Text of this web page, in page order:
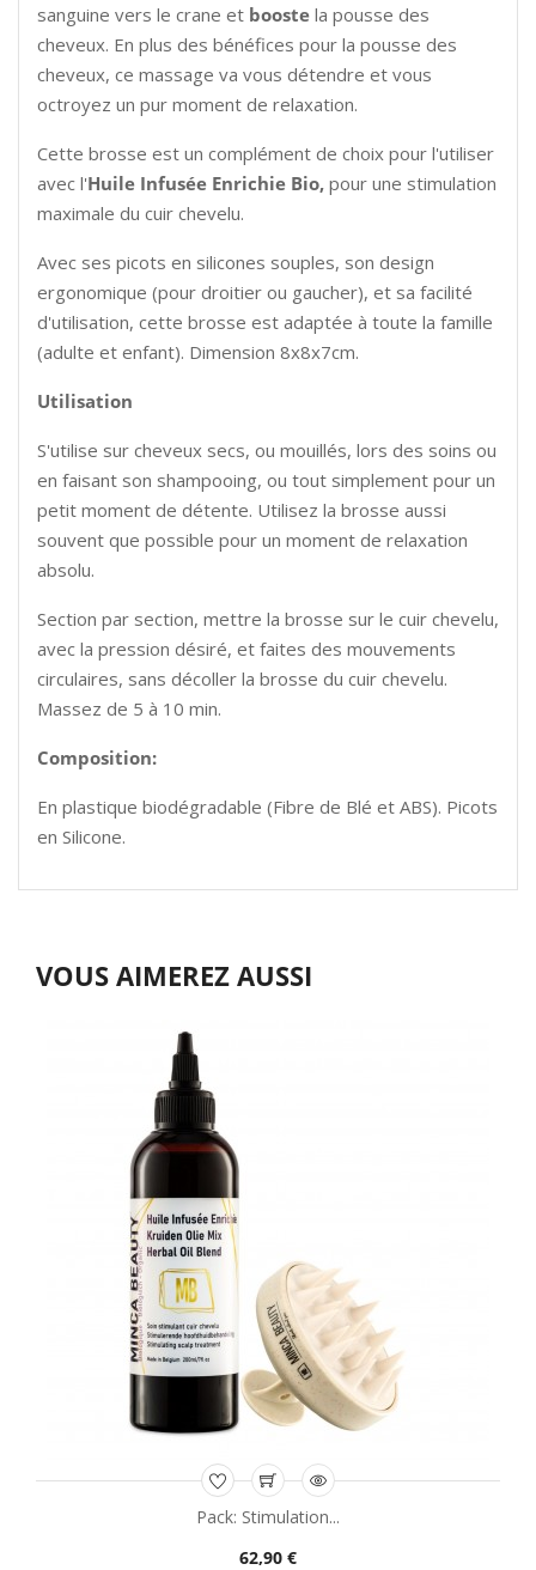
sanguine vers le crane et booste la pousse des
cheveux. En plus des bénéfices pour la pousse des
cheveux, ce massage va vous détendre et vous
octroyez un pur moment de relaxation.
Cette brosse est un complément de choix pour l'utiliser
avec l'Huile Infusée Enrichie Bio, pour une stimulation
maximale du cuir chevelu.
Avec ses picots en silicones souples, son design
ergonomique (pour droitier ou gaucher), et sa facilité
d'utilisation, cette brosse est adaptée à toute la famille
(adulte et enfant). Dimension 8x8x7cm.
Utilisation
S'utilise sur cheveux secs, ou mouillés, lors des soins ou
en faisant son shampooing, ou tout simplement pour un
petit moment de détente. Utilisez la brosse aussi
souvent que possible pour un moment de relaxation
absolu.
Section par section, mettre la brosse sur le cuir chevelu,
avec la pression désiré, et faites des mouvements
circulaires, sans décoller la brosse du cuir chevelu.
Massez de 5 à 10 min.
Composition:
En plastique biodégradable (Fibre de Blé et ABS). Picots
en Silicone.
VOUS AIMEREZ AUSSI
Pack: Stimulation...
62,90 €